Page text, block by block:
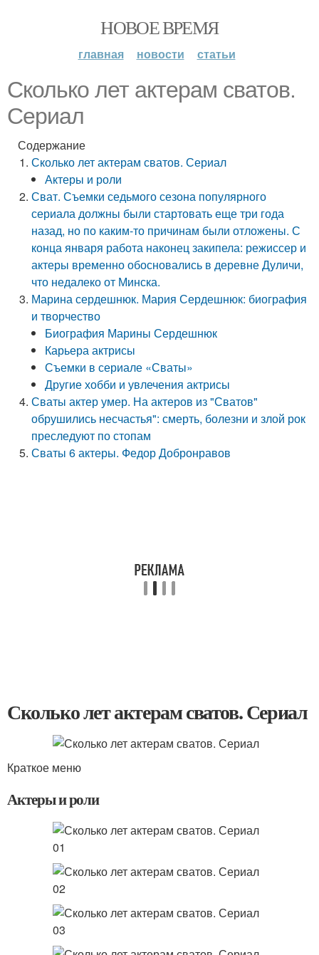
НОВОЕ ВРЕМЯ
главная новости статьи
Сколько лет актерам сватов.
Сериал
Содержание
Сколько лет актерам сватов. Сериал
Актеры и роли
Сват. Съемки седьмого сезона популярного
сериала должны были стартовать еще три года
назад, но по каким-то причинам были отложены. С
конца января работа наконец закипела: режиссер и
актеры временно обосновались в деревне Дуличи,
что недалеко от Минска.
Марина сердешнюк. Мария Сердешнюк: биография
и творчество
Биография Марины Сердешнюк
Карьера актрисы
Съемки в сериале «Сваты»
Другие хобби и увлечения актрисы
Сваты актер умер. На актеров из "Сватов"
обрушились несчастья": смерть, болезни и злой рок
преследуют по стопам
Сваты 6 актеры. Федор Добронравов
Сколько лет актерам сватов. Сериал
Краткое меню
Актеры и роли